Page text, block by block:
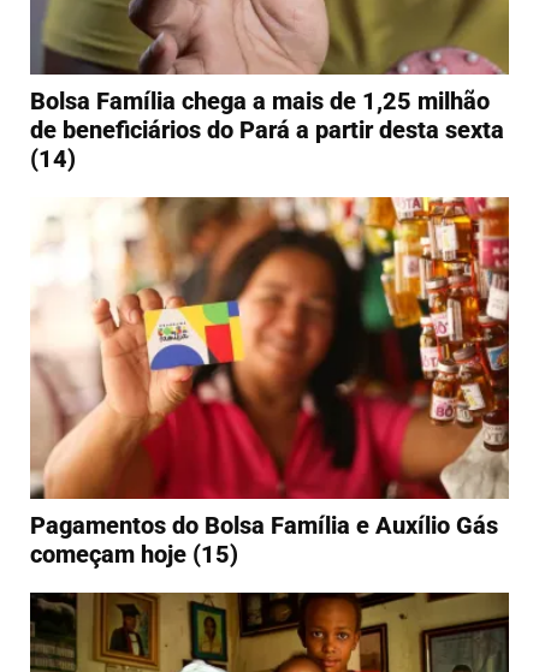
Bolsa Família chega a mais de 1,25 milhão
de beneficiários do Pará a partir desta sexta
(14)
Pagamentos do Bolsa Família e Auxílio Gás
começam hoje (15)